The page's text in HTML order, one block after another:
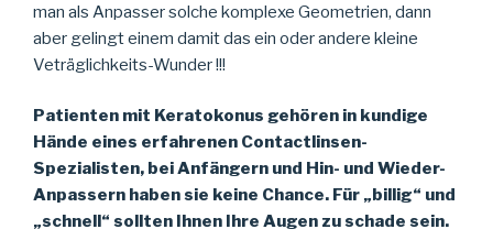
man als Anpasser solche komplexe Geometrien, dann
aber gelingt einem damit das ein oder andere kleine
Veträglichkeits-Wunder !!!
Patienten mit Keratokonus gehören in kundige
Hände eines erfahrenen Contactlinsen-
Spezialisten, bei Anfängern und Hin- und Wieder-
Anpassern haben sie keine Chance. Für „billig“ und
„schnell“ sollten Ihnen Ihre Augen zu schade sein.